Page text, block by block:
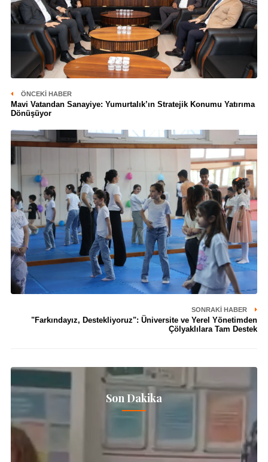
ÖNCEKI HABER
Mavi Vatandan Sanayiye: Yumurtalık’ın Stratejik Konumu Yatırıma
Dönüşüyor
SONRAKI HABER
"Farkındayız, Destekliyoruz": Üniversite ve Yerel Yönetimden
Çölyaklılara Tam Destek
Son Dakika